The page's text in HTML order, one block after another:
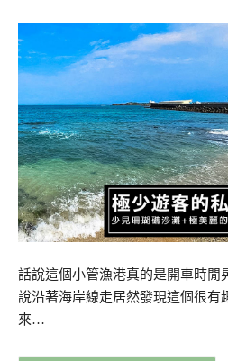
話說這個小管漁港真的是開車時閒
說沿著海岸線走居然發現這個很有
來…